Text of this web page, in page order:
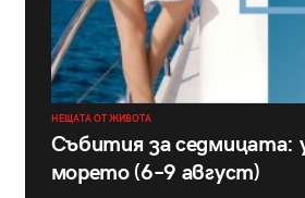
НЕЩАТА ОТ ЖИВОТА
Събития за седмицата:
морето (6–9 август)